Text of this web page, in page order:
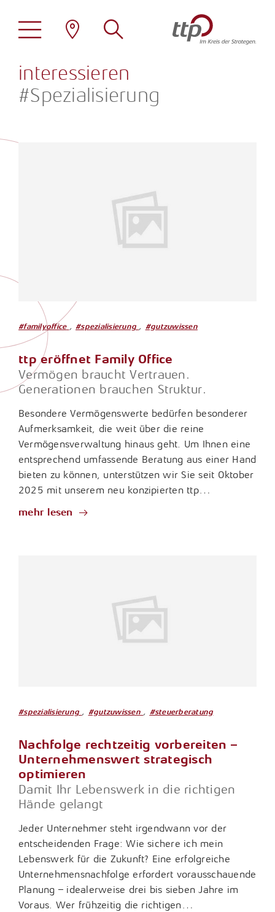
Das könnte Sie auch
interessieren
#Spezialisierung
#familyoffice , #spezialisierung , #gutzuwissen
ttp eröffnet Family Office
Vermögen braucht Vertrauen.
Generationen brauchen Struktur.
Besondere Vermögenswerte bedürfen besonderer
Aufmerksamkeit, die weit über die reine
Vermögensverwaltung hinaus geht. Um Ihnen eine
entsprechend umfassende Beratung aus einer Hand
bieten zu können, unterstützen wir Sie seit Oktober
2025 mit unserem neu konzipierten ttp…
mehr lesen
#spezialisierung , #gutzuwissen , #steuerberatung
Nachfolge rechtzeitig vorbereiten –
Unternehmenswert strategisch
optimieren
Damit Ihr Lebenswerk in die richtigen
Hände gelangt
Jeder Unternehmer steht irgendwann vor der
entscheidenden Frage: Wie sichere ich mein
Lebenswerk für die Zukunft? Eine erfolgreiche
Unternehmensnachfolge erfordert vorausschauende
Planung – idealerweise drei bis sieben Jahre im
Voraus. Wer frühzeitig die richtigen…
Familienfreundlichkeit
Arbeitgeberleistungen
Bewerbung
Steuerberatung
Wirtschaftsprüfung
Erneuerbare Energien
Lohn- und Gehaltsabrechnung
Nachhaltigkeitsberichterstattung
Rechtliche Vorsorge / Nachlass
Restrukturierung und Sanierung
Sozial- und Gesundheitswesen
Start-Up-Betreuung / ttpreneur
Unternehmensnachfolge
Vermögensnachfolge
Presse
Newsletter
Wissensdatenbank
Downloads
Links
Porträt
Philosophie
Standorte
Geschichte
Jubiläum